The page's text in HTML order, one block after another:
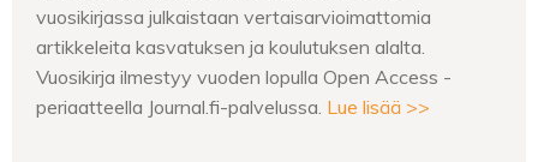
vuosikirjassa julkaistaan vertaisarvioimattomia
artikkeleita kasvatuksen ja koulutuksen alalta.
Vuosikirja ilmestyy vuoden lopulla Open Access -
periaatteella Journal.fi-palvelussa. Lue lisää >>